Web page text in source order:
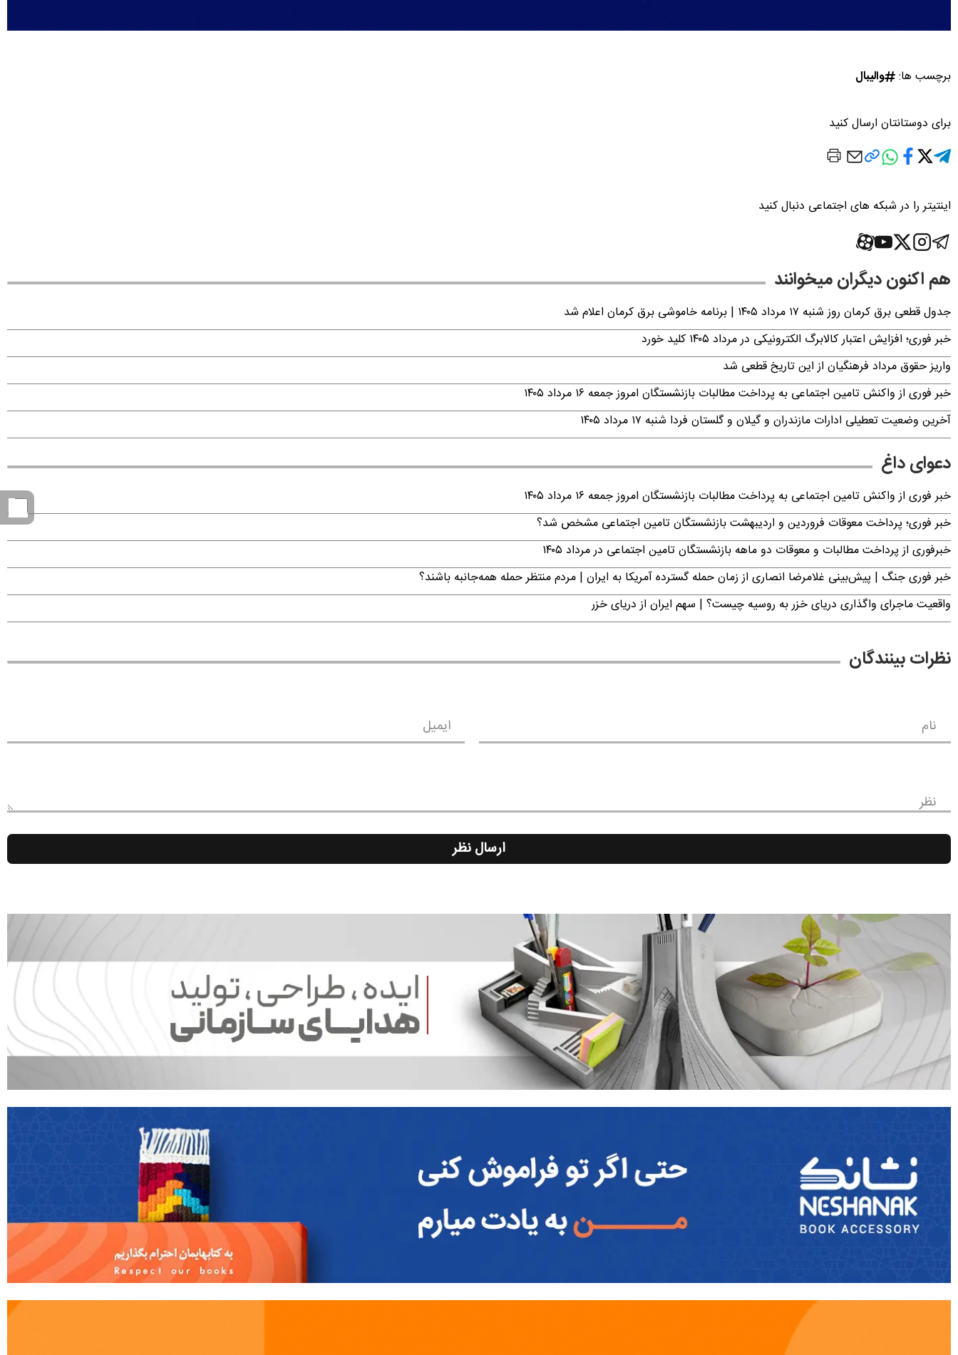
برچسب ها: والیبال
برای دوستانتان ارسال کنید
اینتیتر را در شبکه های اجتماعی دنبال کنید
هم اکنون دیگران میخوانند
جدول قطعی برق کرمان روز شنبه ۱۷ مرداد ۱۴۰۵ | برنامه خاموشی برق کرمان اعلام شد
خبر فوری؛ افزایش اعتبار کالابرگ الکترونیکی در مرداد ۱۴۰۵ کلید خورد
واریز حقوق مرداد فرهنگیان از این تاریخ قطعی شد
خبر فوری از واکنش تامین اجتماعی به پرداخت مطالبات بازنشستگان امروز جمعه ۱۶ مرداد ۱۴۰۵
آخرین وضعیت تعطیلی ادارات مازندران و گیلان و گلستان فردا شنبه ۱۷ مرداد ۱۴۰۵
دعوای داغ
خبر فوری از واکنش تامین اجتماعی به پرداخت مطالبات بازنشستگان امروز جمعه ۱۶ مرداد ۱۴۰۵
خبر فوری؛ پرداخت معوقات فروردین و اردیبهشت بازنشستگان تامین اجتماعی مشخص شد؟
خبرفوری از پرداخت مطالبات و معوقات دو ماهه بازنشستگان تامین اجتماعی در مرداد ۱۴۰۵
خبر فوری جنگ | پیش‌بینی غلامرضا انصاری از زمان حمله گسترده آمریکا به ایران | مردم منتظر حمله همه‌جانبه باشند؟
واقعیت ماجرای واگذاری دریای خزر به روسیه چیست؟ | سهم ایران از دریای خزر
نظرات بینندگان
نام ایمیل
نظر
ارسال نظر